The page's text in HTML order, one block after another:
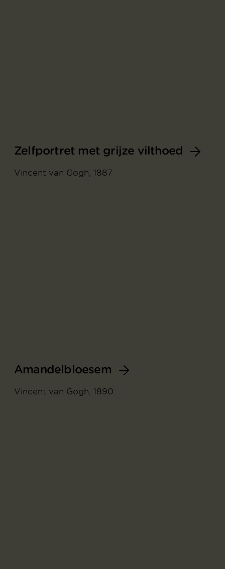
Zelfportret met grijze vilthoed
Vincent van Gogh, 1887
Amandelbloesem
Vincent van Gogh, 1890